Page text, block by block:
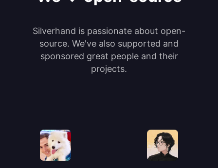
Silverhand is passionate about open-
source. We've also supported and
sponsored great people and their
projects.